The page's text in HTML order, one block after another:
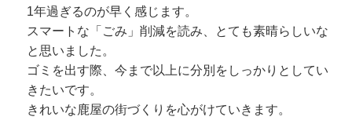
1年過ぎるのが早く感じます。
スマートな「ごみ」削減を読み、とても素晴らしいな
と思いました。
ゴミを出す際、今まで以上に分別をしっかりとしてい
きたいです。
きれいな鹿屋の街づくりを心がけていきます。